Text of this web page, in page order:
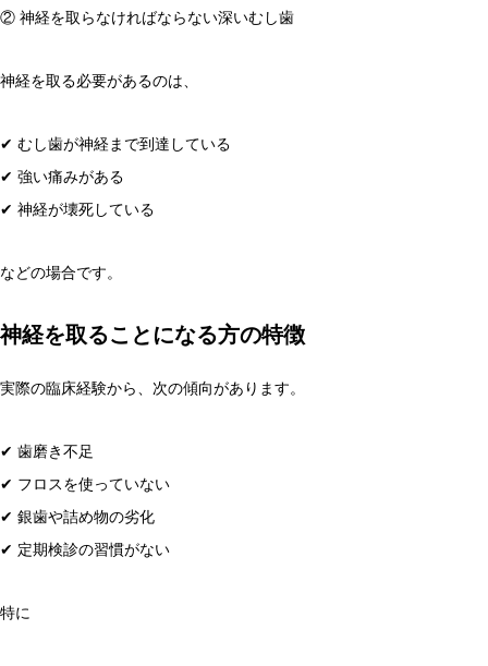
② 神経を取らなければならない深いむし歯
神経を取る必要があるのは、
✔ むし歯が神経まで到達している
✔ 強い痛みがある
✔ 神経が壊死している
などの場合です。
神経を取ることになる方の特徴
実際の臨床経験から、次の傾向があります。
✔ 歯磨き不足
✔ フロスを使っていない
✔ 銀歯や詰め物の劣化
✔ 定期検診の習慣がない
特に